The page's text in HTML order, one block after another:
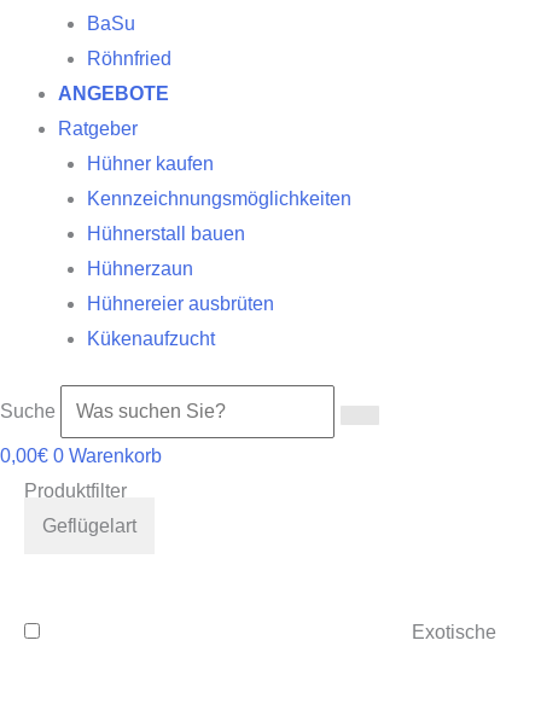
BaSu
Röhnfried
ANGEBOTE
Ratgeber
Hühner kaufen
Kennzeichnungsmöglichkeiten
Hühnerstall bauen
Hühnerzaun
Hühnereier ausbrüten
Kükenaufzucht
Suche
0,00€ 0 Warenkorb
Produktfilter
Geflügelart
Exotische